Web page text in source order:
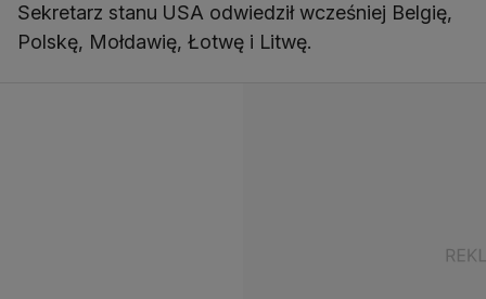
Sekretarz stanu USA odwiedził wcześniej Belgię,
Polskę, Mołdawię, Łotwę i Litwę.